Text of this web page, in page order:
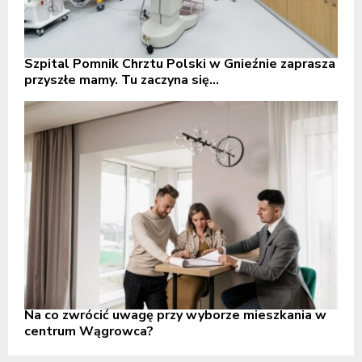
Szpital Pomnik Chrztu Polski w Gnieźnie zaprasza
przyszłe mamy. Tu zaczyna się...
Na co zwrócić uwagę przy wyborze mieszkania w
centrum Wągrowca?